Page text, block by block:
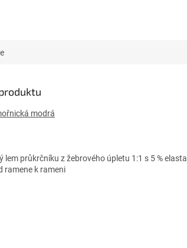
modrá
lem průkrčníku z žebrového úpletu 1:1 s 5 %
ramene k rameni